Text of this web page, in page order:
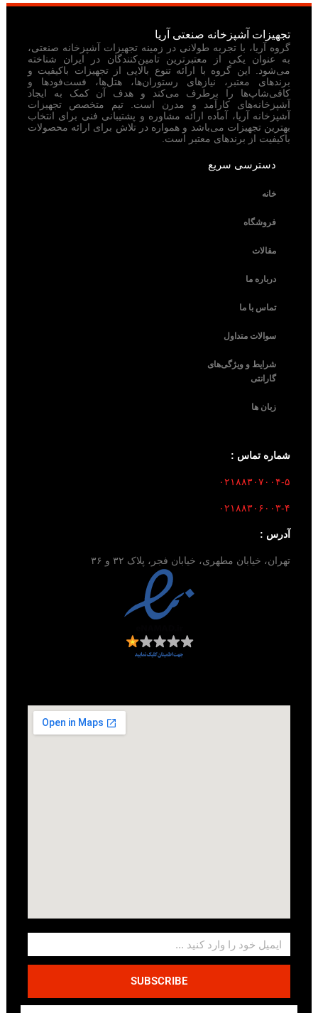
تجهیزات آشپزخانه صنعتی آریا
گروه آریا، با تجربه طولانی در زمینه تجهیزات آشپزخانه صنعتی،
به عنوان یکی از معتبرترین تامین‌کنندگان در ایران شناخته
می‌شود. این گروه با ارائه تنوع بالایی از تجهیزات باکیفیت و
برندهای معتبر، نیازهای رستوران‌ها، هتل‌ها، فست‌فودها و
کافی‌شاپ‌ها را برطرف می‌کند و هدف آن کمک به ایجاد
آشپزخانه‌های کارآمد و مدرن است. تیم متخصص تجهیزات
آشپزخانه آریا، آماده ارائه مشاوره و پشتیبانی فنی برای انتخاب
بهترین تجهیزات می‌باشد و همواره در تلاش برای ارائه محصولات
باکیفیت از برندهای معتبر است.
دسترسی سریع
خانه
فروشگاه
مقالات
درباره ما
تماس با ما
سوالات متداول
شرایط و ویژگی‌های
گارانتی
زبان ها
شماره تماس :
۰۲۱۸۸۳۰۷۰۰۴-۵
۰۲۱۸۸۳۰۶۰۰۳-۴
آدرس :
تهران، خیابان مطهری، خیابان فجر، پلاک ۳۲ و ۳۶
SUBSCRIBE